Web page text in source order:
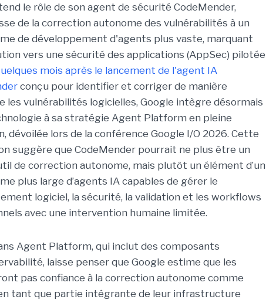
le rôle de son agent de sécurité CodeMender,
de la correction autonome des vulnérabilités à un
de développement d'agents plus vaste, marquant
vers une sécurité des applications (AppSec) pilotée
mois après le lancement de l'agent IA
conçu pour identifier et corriger de manière
les vulnérabilités logicielles, Google intègre désormais
à sa stratégie Agent Platform en pleine
dévoilée lors de la conférence Google I/O 2026. Cette
suggère que CodeMender pourrait ne plus être un
de correction autonome, mais plutôt un élément d’un
plus large d’agents IA capables de gérer le
logiciel, la sécurité, la validation et les workflows
avec une intervention humaine limitée.
Agent Platform, qui inclut des composants
laisse penser que Google estime que les
pas confiance à la correction autonome comme
tant que partie intégrante de leur infrastructure